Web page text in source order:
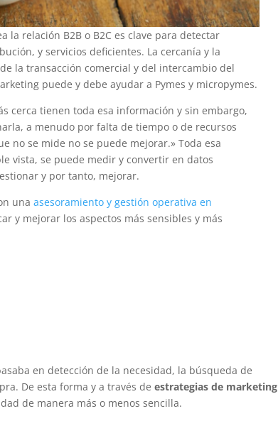
la relación B2B o B2C es clave para detectar
y servicios deficientes. La cercanía y la
la transacción comercial y del intercambio del
puede y debe ayudar a Pymes y micropymes.
cerca tienen toda esa información y sin embargo,
a menudo por falta de tiempo o de recursos
no se mide no se puede mejorar.» Toda esa
vista, se puede medir y convertir en datos
y por tanto, mejorar.
una asesoramiento y gestión operativa en
y mejorar los aspectos más sensibles y más
en detección de la necesidad, la búsqueda de
De esta forma y a través deestrategias de marketing
de manera más o menos sencilla.